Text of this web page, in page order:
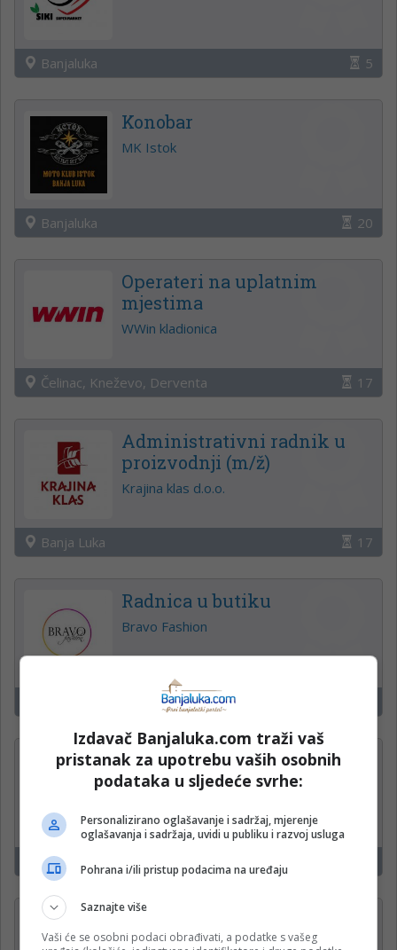
Banjaluka 5
Konobar
MK Istok
Banjaluka 20
Operateri na uplatnim
mjestima
WWin kladionica
Čelinac, Kneževo, Derventa 17
Administrativni radnik u
proizvodnji (m/ž)
Krajina klas d.o.o.
Banja Luka 17
Radnica u butiku
Bravo Fashion
PROJEKTANT —
ODRŽAVANJE OBJEKATA (m/
Krajina klas d.o.o.
Banjaluka
mjestima
Izdavač Banjaluka.com traži vaš
pristanak za upotrebu vaših osobnih
podataka u sljedeće svrhe:
Personalizirano oglašavanje i sadržaj, mjerenje
oglašavanja i sadržaja, uvidi u publiku i razvoj usluga
Pohrana i/ili pristup podacima na uređaju
Saznajte više
Vaši će se osobni podaci obrađivati, a podatke s vašeg